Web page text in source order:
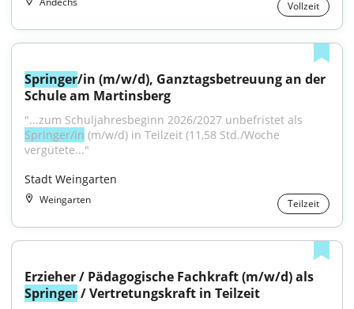
Vollzeit
Springer/in (m/w/d), Ganztagsbetreuung an der
Schule am Martinsberg
Springer/in (m/w/d) in Teilzeit (11,58 Std./Woche
vergütete..."
Stadt Weingarten
Weingarten Teilzeit
Springer / Vertretungskraft in Teilzeit